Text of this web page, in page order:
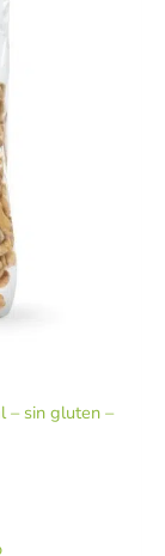
– sin gluten –